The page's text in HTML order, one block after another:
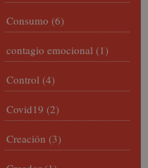
Consumo (6)
contagio emocional (1)
Control (4)
Covid19 (2)
Creación (3)